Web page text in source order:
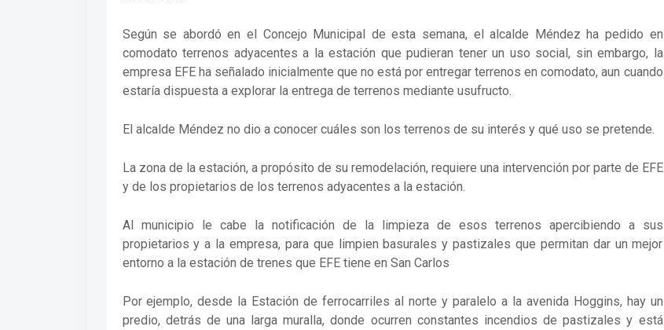
Según se abordó en el Concejo Municipal de esta semana, el alcalde Méndez ha pedido en
comodato terrenos adyacentes a la estación que pudieran tener un uso social, sin embargo, la
empresa EFE ha señalado inicialmente que no está por entregar terrenos en comodato, aun cuando
estaría dispuesta a explorar la entrega de terrenos mediante usufructo.
El alcalde Méndez no dio a conocer cuáles son los terrenos de su interés y qué uso se pretende.
La zona de la estación, a propósito de su remodelación, requiere una intervención por parte de EFE
y de los propietarios de los terrenos adyacentes a la estación.
Al municipio le cabe la notificación de la limpieza de esos terrenos apercibiendo a sus
propietarios y a la empresa, para que limpien basurales y pastizales que permitan dar un mejor
entorno a la estación de trenes que EFE tiene en San Carlos
Por ejemplo, desde la Estación de ferrocarriles al norte y paralelo a la avenida Hoggins, hay un
predio, detrás de una larga muralla, donde ocurren constantes incendios de pastizales y está